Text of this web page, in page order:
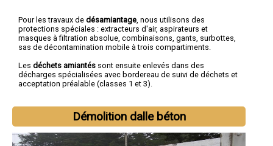
Pour les travaux de désamiantage , nous utilisons des
protections spéciales : extracteurs d'air, aspirateurs et
masques à filtration absolue, combinaisons, gants, surbottes,
sas de décontamination mobile à trois compartiments.
Les déchets amiantés sont ensuite enlevés dans des
décharges spécialisées avec bordereau de suivi de déchets et
acceptation préalable (classes 1 et 3).
Démolition dalle béton